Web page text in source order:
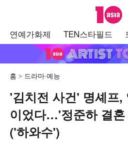
텐아시아
연예가화제 TEN스타필드
홈 드라마·예능
'김치전 사건' 명셰프,
이었다…'정준하 결혼
('하와수')